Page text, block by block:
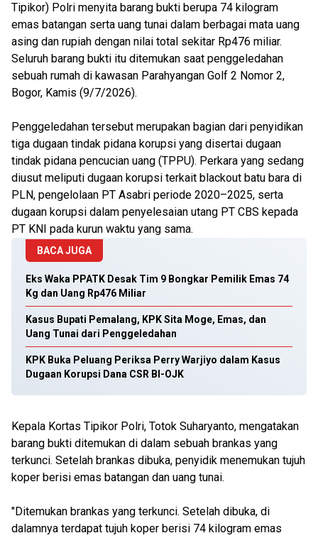
Tipikor) Polri menyita barang bukti berupa 74 kilogram
emas batangan serta uang tunai dalam berbagai mata uang
asing dan rupiah dengan nilai total sekitar Rp476 miliar.
Seluruh barang bukti itu ditemukan saat penggeledahan
sebuah rumah di kawasan Parahyangan Golf 2 Nomor 2,
Bogor, Kamis (9/7/2026).
Penggeledahan tersebut merupakan bagian dari penyidikan
tiga dugaan tindak pidana korupsi yang disertai dugaan
tindak pidana pencucian uang (TPPU). Perkara yang sedang
diusut meliputi dugaan korupsi terkait blackout batu bara di
PLN, pengelolaan PT Asabri periode 2020–2025, serta
dugaan korupsi dalam penyelesaian utang PT CBS kepada
PT KNI pada kurun waktu yang sama.
BACA JUGA
Eks Waka PPATK Desak Tim 9 Bongkar Pemilik Emas 74
Kg dan Uang Rp476 Miliar
Kasus Bupati Pemalang, KPK Sita Moge, Emas, dan
Uang Tunai dari Penggeledahan
KPK Buka Peluang Periksa Perry Warjiyo dalam Kasus
Dugaan Korupsi Dana CSR BI-OJK
Kepala Kortas Tipikor Polri, Totok Suharyanto, mengatakan
barang bukti ditemukan di dalam sebuah brankas yang
terkunci. Setelah brankas dibuka, penyidik menemukan tujuh
koper berisi emas batangan dan uang tunai.
"Ditemukan brankas yang terkunci. Setelah dibuka, di
dalamnya terdapat tujuh koper berisi 74 kilogram emas